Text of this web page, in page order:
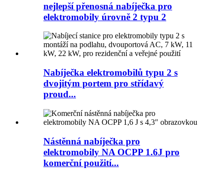
nejlepší přenosná nabíječka pro
elektromobily úrovně 2 typu 2
Nabíječka elektromobilů typu 2 s
dvojitým portem pro střídavý
proud...
Nástěnná nabíječka pro
elektromobily NA OCPP 1.6J pro
komerční použití...